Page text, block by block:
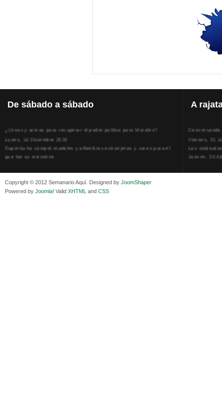
De sábado a sábado
Lunes, 14 Diciembre 2020
Superlucho compró muebles y alfombras extranjeros y caros para el
que fue su ministerio
Viernes, 11 Diciembre 2020
Medios de difusión, amigos y enemigos de Evo Morales
Viernes, 11 Diciembre 2020
A
Viernes, 31
Los
Jueves, 30
La
Copyright © 2012 Semanario Aquí. Designed by JoomShaper
Powered by Joomla! Valid XHTML and CSS